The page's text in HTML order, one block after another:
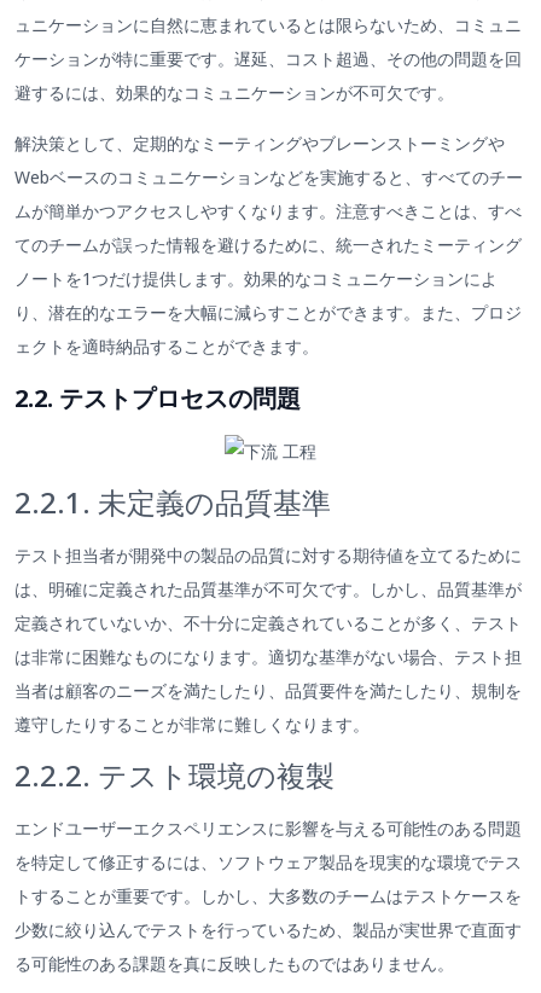
ュニケーションに自然に恵まれているとは限らないため、コミュニ
ケーションが特に重要です。遅延、コスト超過、その他の問題を回
避するには、効果的なコミュニケーションが不可欠です。
解決策として、定期的なミーティングやブレーンストーミングや
Webベースのコミュニケーションなどを実施すると、すべてのチー
ムが簡単かつアクセスしやすくなります。注意すべきことは、すべ
てのチームが誤った情報を避けるために、統一されたミーティング
ノートを1つだけ提供します。効果的なコミュニケーションによ
り、潜在的なエラーを大幅に減らすことができます。また、プロジ
ェクトを適時納品することができます。
2.2. テストプロセスの問題
2.2.1. 未定義の品質基準
テスト担当者が開発中の製品の品質に対する期待値を立てるために
は、明確に定義された品質基準が不可欠です。しかし、品質基準が
定義されていないか、不十分に定義されていることが多く、テスト
は非常に困難なものになります。適切な基準がない場合、テスト担
当者は顧客のニーズを満たしたり、品質要件を満たしたり、規制を
遵守したりすることが非常に難しくなります。
2.2.2. テスト環境の複製
エンドユーザーエクスペリエンスに影響を与える可能性のある問題
を特定して修正するには、ソフトウェア製品を現実的な環境でテス
トすることが重要です。しかし、大多数のチームはテストケースを
少数に絞り込んでテストを行っているため、製品が実世界で直面す
る可能性のある課題を真に反映したものではありません。